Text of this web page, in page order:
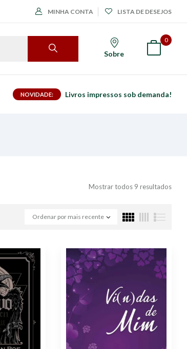
MINHA CONTA LISTA DE DESEJOS
Sobre
0
NOVIDADE: Livros impressos sob demanda!
Mostrar todos 9 resultados
Ordenar por mais recente